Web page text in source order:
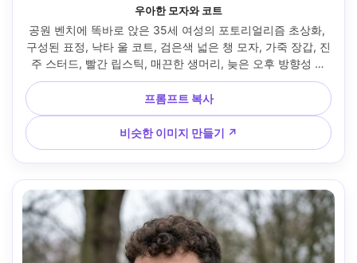
우아한 모자와 코트
공원 벤치에 똑바로 앉은 35세 여성의 포토리얼리즘 초상화,
구성된 표정, 낙타 울 코트, 검은색 넓은 챙 모자, 가죽 장갑, 진
주 스터드, 빨간 립스틱, 매끈한 생머리, 늦은 오후 방향성 조
명, 라이카 SL2, 90mm f/2, 부드러운 보케, 약간 낮은 각도에
서 편집 프레임, 세련된 무드, 사실적인 피부 질감, 산뜻한 코트
섬유, 고해상도, 선명한 초점, 클래식 중립 색상 등급 --ar 4:5
프롬프트 복사
비슷한 이미지 만들기 ↗